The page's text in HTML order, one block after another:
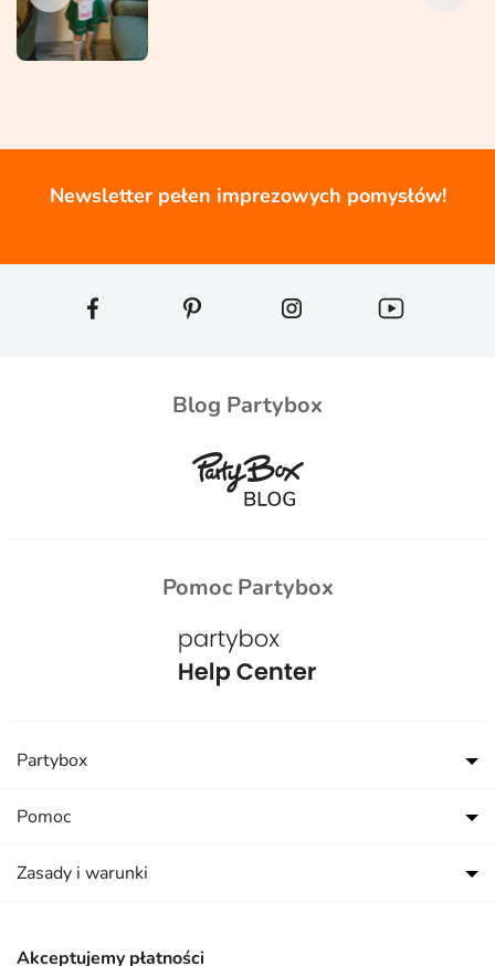
Newsletter pełen imprezowych pomysłów!
Blog Partybox
Pomoc Partybox
Akceptujemy płatności
Partybox
Pomoc
Zasady i warunki